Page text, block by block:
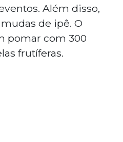
Além disso,
de ipê. O
pomar com 300
frutíferas.